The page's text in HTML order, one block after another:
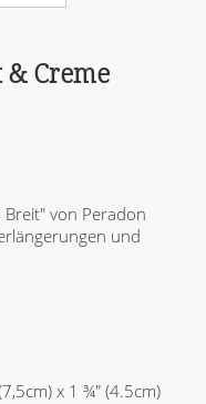
& Creme
Breit" von Peradon
und
x 1 ¾" (4.5cm)